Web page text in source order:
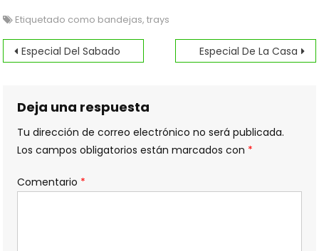
Etiquetado como bandejas,trays
Navegación
entradas
Especial Del Sabado Especial De La Casa
Deja una respuesta
Tu dirección de correo electrónico no será publicada.
Los campos obligatorios están marcados con *
Comentario *